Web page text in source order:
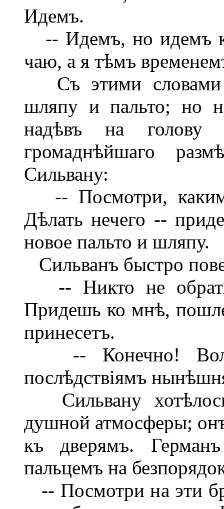
Идемъ.
-- Идемъ, но идемъ
чаю, а я тѣмъ
Съ этими словами
шляпу и пальто; но
надѣвъ на
громаднѣйшаго
Сильвану:
-- Посмотри,
Дѣлать нечего --
новое пальто и шляпу.
Сильванъ быстро
-- Никто не
Придешь ко мнѣ,
принесетъ.
-- Конечно!
послѣдствіямъ
Сильвану
душной атмосферы;
къ дверямъ.
пальцемъ на
-- Посмотри на эти